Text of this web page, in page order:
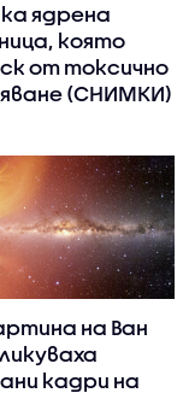
ядрена
която
от токсично
(СНИМКИ)
на Ван
кадри на